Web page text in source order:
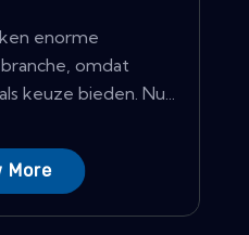
enorme
omdat
keuze bieden. Nu...
More